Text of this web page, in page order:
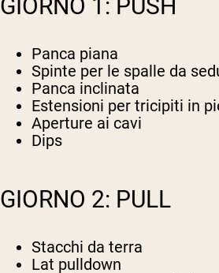
GIORNO 1: PUSH
Panca piana
Spinte per le spalle da
Panca inclinata
Estensioni per tricipiti in
Aperture ai cavi
Dips
GIORNO 2: PULL
Stacchi da terra
Lat pulldown